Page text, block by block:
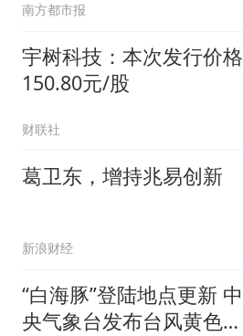
南方都市报
宇树科技：本次发行价格
150.80元/股
财联社
葛卫东，增持兆易创新
新浪财经
“白海豚”登陆地点更新 中
央气象台发布台风黄色预